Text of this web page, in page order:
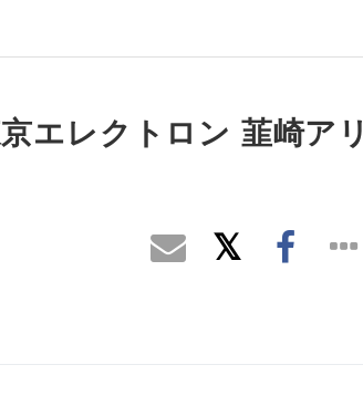
エレクトロン 韮崎アリ